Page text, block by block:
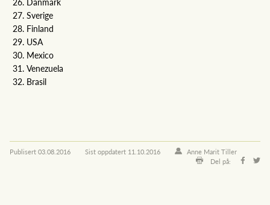
Sverige
Finland
USA
Mexico
Venezuela
Brasil
Publisert03.08.2016 Sist oppdatert 11.10.2016
Anne Marit Tiller
Del på: